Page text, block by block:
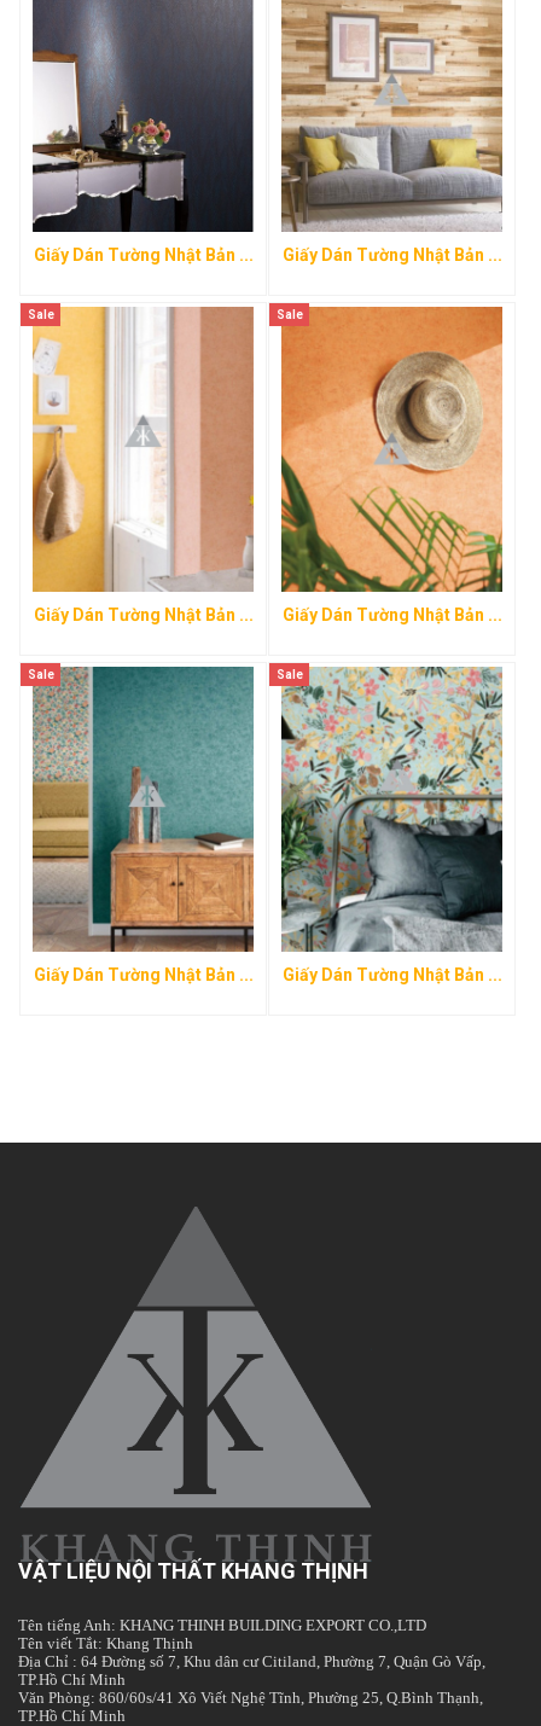
Giấy Dán Tường Nhật Bản ... Giấy Dán Tường Nhật Bản ...
Sale
Giấy Dán Tường Nhật Bản ...
Sale
Giấy Dán Tường Nhật Bản ...
Sale
Giấy Dán Tường Nhật Bản ...
Sale
Giấy Dán Tường Nhật Bản ...
VẬT LIỆU NỘI THẤT KHANG THỊNH
Tên tiếng Anh: KHANG THINH BUILDING EXPORT CO.,LTD
Tên viết Tắt: Khang Thịnh
Địa Chỉ : 64 Đường số 7, Khu dân cư Citiland, Phường 7, Quận Gò Vấp,
TP.Hồ Chí Minh
Văn Phòng: 860/60s/41 Xô Viết Nghệ Tĩnh, Phường 25, Q.Bình Thạnh,
TP.Hồ Chí Minh